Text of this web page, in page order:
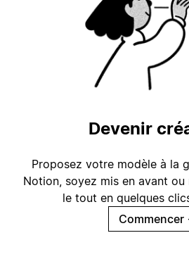
Devenir
Proposez votre modèle à la
Notion, soyez mis en avant ou
le tout en quelques
Commencer